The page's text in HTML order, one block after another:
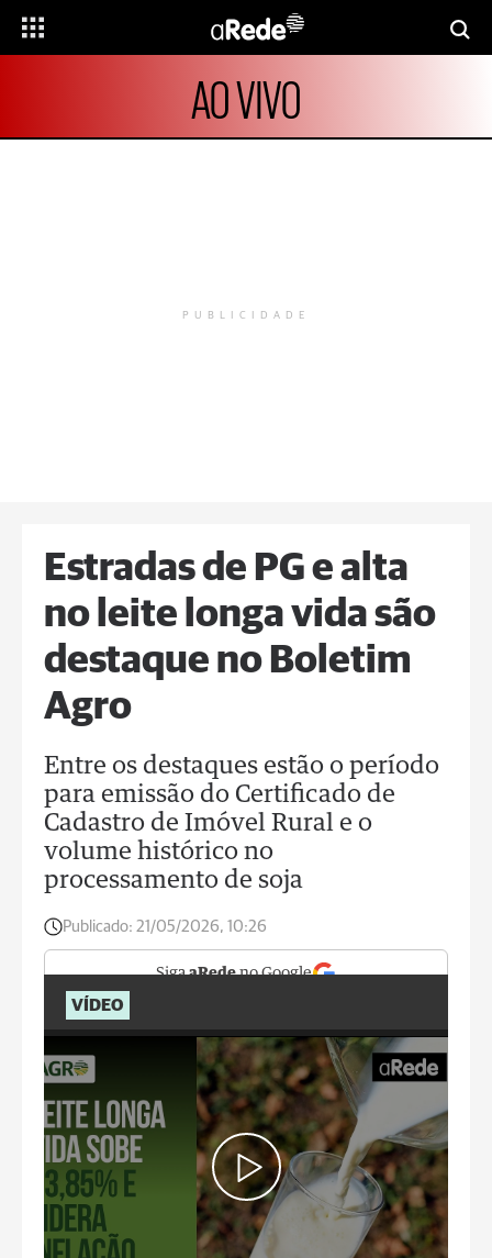
AO VIVO
PUBLICIDADE
Estradas de PG e alta
no leite longa vida são
destaque no Boletim
Agro
Entre os destaques estão o período
para emissão do Certificado de
Cadastro de Imóvel Rural e o
volume histórico no
processamento de soja
Publicado: 21/05/2026, 10:26
SigaaRedeno Google
VÍDEO